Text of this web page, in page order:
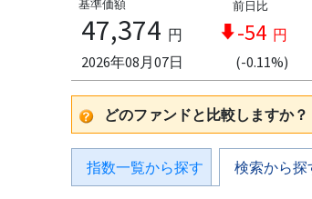
基準価額
47,374 円
2026年08月07日
前日比
-54 円
(-0.11%)
どのファンドと比較しますか？
指数一覧から探す 検索から探